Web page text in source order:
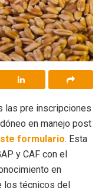
las pre inscripciones
en manejo post
formulario. Esta
y CAF con el
en
los técnicos del